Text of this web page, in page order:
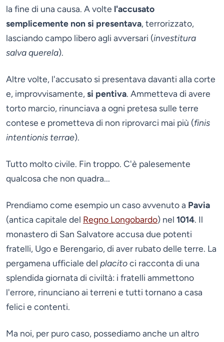
la fine di una causa. A volte l'accusato
semplicemente non si presentava, terrorizzato,
lasciando campo libero agli avversari (investitura
salva querela).
Altre volte, l'accusato si presentava davanti alla corte
e, improvvisamente, si pentiva. Ammetteva di avere
torto marcio, rinunciava a ogni pretesa sulle terre
contese e prometteva di non riprovarci mai più (finis
intentionis terrae).
Tutto molto civile. Fin troppo. C'è palesemente
qualcosa che non quadra...
Prendiamo come esempio un caso avvenuto a Pavia
(antica capitale del Regno Longobardo) nel 1014. Il
monastero di San Salvatore accusa due potenti
fratelli, Ugo e Berengario, di aver rubato delle terre. La
pergamena ufficiale del placitoci racconta di una
splendida giornata di civiltà: i fratelli ammettono
l'errore, rinunciano ai terreni e tutti tornano a casa
felici e contenti.
Ma noi, per puro caso, possediamo anche un altro